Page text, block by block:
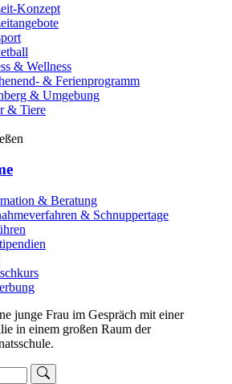
Konzept
& Wellness
& Ferienprogramm
& Umgebung
& Tiere
& Beratung
& Schnuppertage